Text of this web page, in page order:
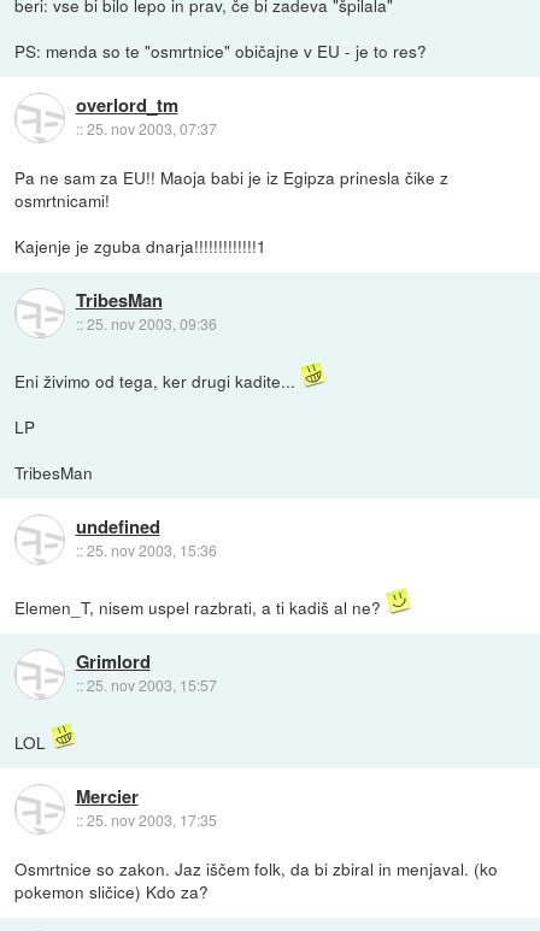
PS: menda so te "osmrtnice" običajne v EU - je to res?
overlord_tm
::25. nov 2003, 07:37
Pa ne sam za EU!! Maoja babi je iz Egipza prinesla čike z
osmrtnicami!
Kajenje je zguba dnarja!!!!!!!!!!!!!1
TribesMan
::25. nov 2003, 09:36
Eni živimo od tega, ker drugi kadite...
LP
TribesMan
undefined
::25. nov 2003, 15:36
Elemen_T, nisem uspel razbrati, a ti kadiš al ne?
Grimlord
::25. nov 2003, 15:57
LOL
Mercier
::25. nov 2003, 17:35
Osmrtnice so zakon. Jaz iščem folk, da bi zbiral in menjaval. (ko
pokemon sličice) Kdo za?